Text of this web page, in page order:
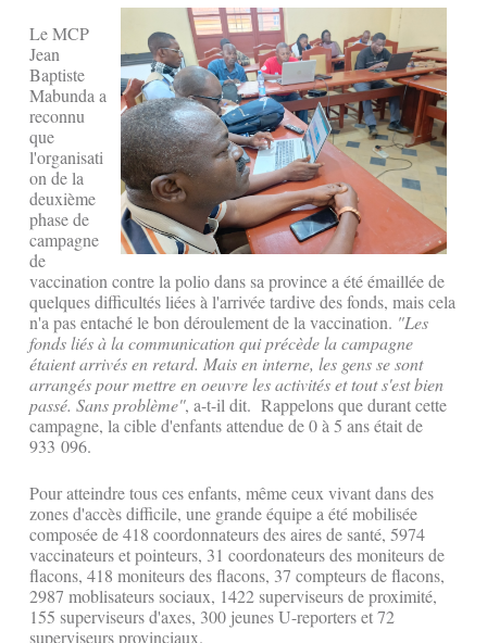
Le MCP
Jean
Baptiste
Mabunda a
reconnu
que
l'organisati
on de la
deuxième
phase de
campagne
de
vaccination contre la polio dans sa province a été émaillée de
quelques difficultés liées à l'arrivée tardive des fonds, mais cela
n'a pas entaché le bon déroulement de la vaccination. "Les
fonds liés à la communication qui précède la campagne
étaient arrivés en retard. Mais en interne, les gens se sont
arrangés pour mettre en oeuvre les activités et tout s'est bien
passé. Sans problème'', a-t-il dit. Rappelons que durant cette
campagne, la cible d'enfants attendue de 0 à 5 ans était de
933 096.
Pour atteindre tous ces enfants, même ceux vivant dans des
zones d'accès difficile, une grande équipe a été mobilisée
composée de 418 coordonnateurs des aires de santé, 5974
vaccinateurs et pointeurs, 31 coordonateurs des moniteurs de
flacons, 418 moniteurs des flacons, 37 compteurs de flacons,
2987 moblisateurs sociaux, 1422 superviseurs de proximité,
155 superviseurs d'axes, 300 jeunes U-reporters et 72
superviseurs provinciaux.